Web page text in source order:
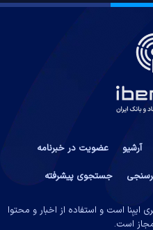
آرشیو
عضویت در خبرنامه
جستجوی پیشرفته
ایبِنا است و استفاده از اخبار و محتوا
است.